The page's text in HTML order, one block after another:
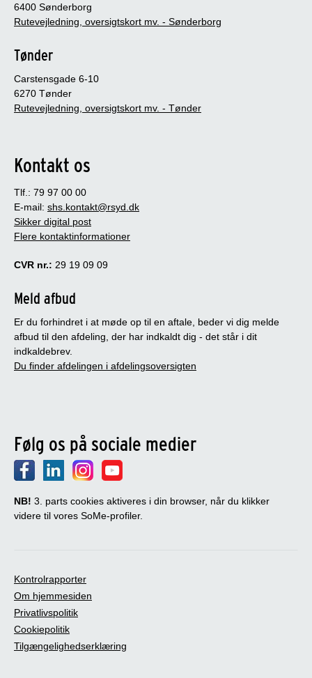
6400 Sønderborg
Rutevejledning, oversigtskort mv. - Sønderborg
Tønder
Carstensgade 6-10
6270 Tønder
Rutevejledning, oversigtskort mv. - Tønder
Kontakt os
Tlf.: 79 97 00 00
E-mail: shs.kontakt@rsyd.dk
Sikker digital post
Flere kontaktinformationer
CVR nr.: 29 19 09 09
Meld afbud
Er du forhindret i at møde op til en aftale, beder vi dig melde
afbud til den afdeling, der har indkaldt dig - det står i dit
indkaldebrev.
Du finder afdelingen i afdelingsoversigten
Følg os på sociale medier
NB! 3. parts cookies aktiveres i din browser, når du klikker
videre til vores SoMe-profiler.
Kontrolrapporter
Om hjemmesiden
Privatlivspolitik
Cookiepolitik
Tilgængelighedserklæring